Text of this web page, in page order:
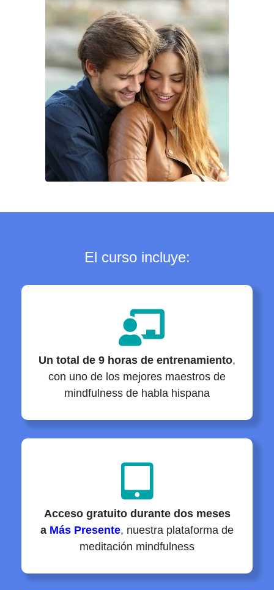
El curso incluye:
Un total de 9 horas de entrenamiento,
con uno de los mejores maestros de
mindfulness de habla hispana
Acceso gratuito durante dos meses
a Más Presente, nuestra plataforma de
meditación mindfulness